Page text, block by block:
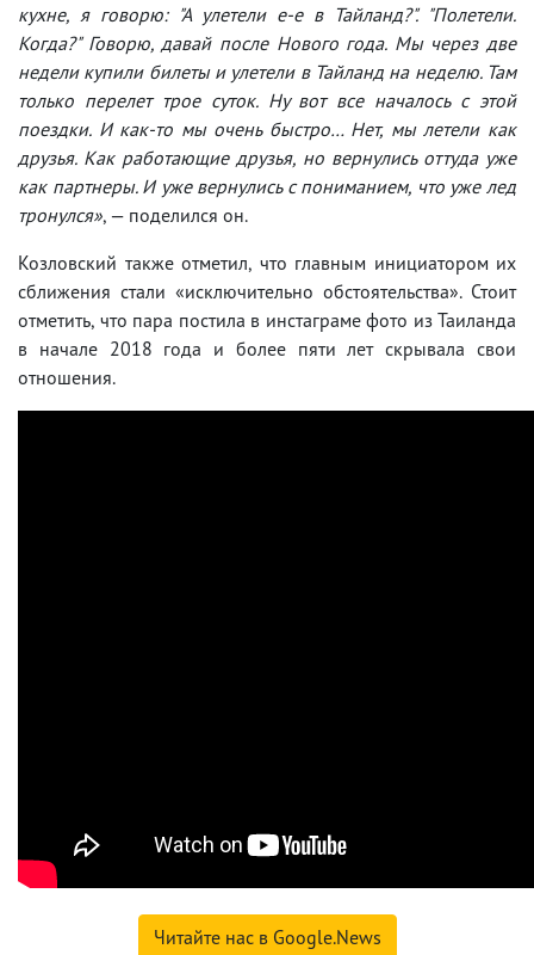
кухне, я говорю: "А улетели е-е в Тайланд?". "Полетели.
Когда?" Говорю, давай после Нового года. Мы через две
недели купили билеты и улетели в Тайланд на неделю. Там
только перелет трое суток. Ну вот все началось с этой
поездки. И как-то мы очень быстро… Нет, мы летели как
друзья. Как работающие друзья, но вернулись оттуда уже
как партнеры. И уже вернулись с пониманием, что уже лед
тронулся», — поделился он.
Козловский также отметил, что главным инициатором их
сближения стали «исключительно обстоятельства». Стоит
отметить, что пара постила в инстаграме фото из Таиланда
в начале 2018 года и более пяти лет скрывала свои
отношения.
Читайте нас в Google.News